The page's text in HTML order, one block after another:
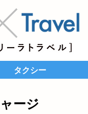
タクシー
ージ